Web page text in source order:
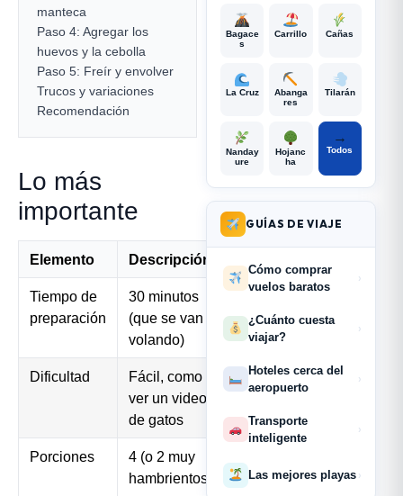
manteca
Paso 4: Agregar los
huevos y la cebolla
Paso 5: Freír y envolver
Trucos y variaciones
Recomendación
Lo más
importante
Elemento Descripción
Tiempo de
preparación
30 minutos
(que se van
volando)
Dificultad
Fácil, como
ver un video
de gatos
Porciones
4 (o 2 muy
hambrientos)
Bagace
s
Carrillo Cañas
La Cruz
Abanga
res
Tilarán
Nanday
ure
Hojanc
ha
→
Todos
GUÍAS DE VIAJE
Cómo comprar
vuelos baratos
›
¿Cuánto cuesta
viajar?
›
Hoteles cerca del
aeropuerto
›
Transporte
inteligente
›
Las mejores playas ›